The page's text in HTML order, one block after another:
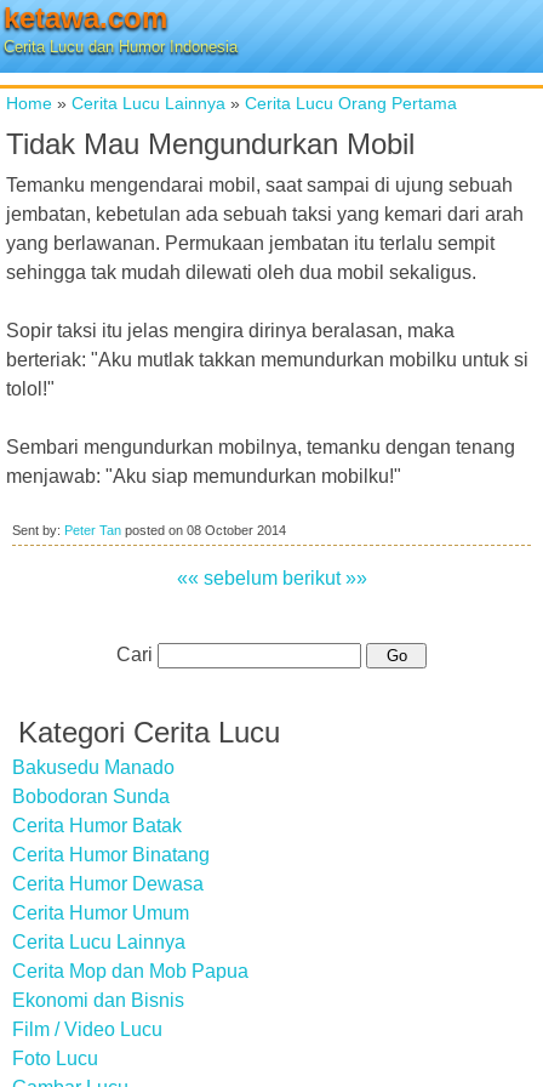
ketawa.com
Cerita Lucu dan Humor Indonesia
Home » Cerita Lucu Lainnya » Cerita Lucu Orang Pertama
Tidak Mau Mengundurkan Mobil
Temanku mengendarai mobil, saat sampai di ujung sebuah
jembatan, kebetulan ada sebuah taksi yang kemari dari arah
yang berlawanan. Permukaan jembatan itu terlalu sempit
sehingga tak mudah dilewati oleh dua mobil sekaligus.
Sopir taksi itu jelas mengira dirinya beralasan, maka
berteriak: "Aku mutlak takkan memundurkan mobilku untuk si
tolol!"
Sembari mengundurkan mobilnya, temanku dengan tenang
menjawab: "Aku siap memundurkan mobilku!"
Sent by: Peter Tan posted on 08 October 2014
«« sebelum berikut »»
Cari
Kategori Cerita Lucu
Bakusedu Manado
Bobodoran Sunda
Cerita Humor Batak
Cerita Humor Binatang
Cerita Humor Dewasa
Cerita Humor Umum
Cerita Lucu Lainnya
Cerita Mop dan Mob Papua
Ekonomi dan Bisnis
Film / Video Lucu
Foto Lucu